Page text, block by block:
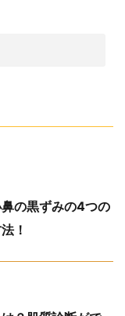
の黒ずみの4つの
！